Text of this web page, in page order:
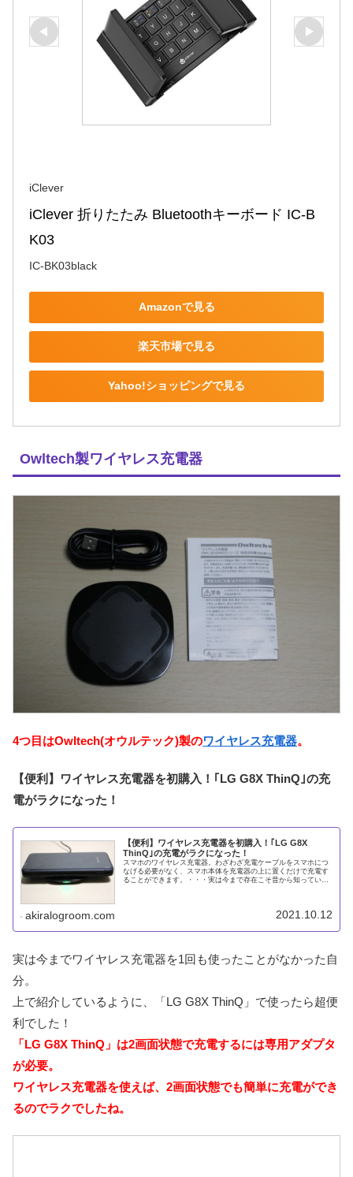
iClever
iClever 折りたたみ Bluetoothキーボード IC-B
K03
IC-BK03black
Amazonで見る
楽天市場で見る
Yahoo!ショッピングで見る
Owltech製ワイヤレス充電器
4つ目はOwltech(オウルテック)製のワイヤレス充電器。
【便利】ワイヤレス充電器を初購入！｢LG G8X ThinQ｣の充
電がラクになった！
【便利】ワイヤレス充電器を初購入！｢LG G8X
ThinQ｣の充電がラクになった！
スマホのワイヤレス充電器。わざわざ充電ケーブルをスマホにつ
なげる必要がなく、スマホ本体を充電器の上に置くだけで充電す
ることができます。・・・実は今まで存在こそ昔から知っていま
akiralogroom.com 2021.10.12
実は今までワイヤレス充電器を1回も使ったことがなかった自
分。
上で紹介しているように、「LG G8X ThinQ」で使ったら超便
利でした！
「LG G8X ThinQ」は2画面状態で充電するには専用アダプタ
が必要。
ワイヤレス充電器を使えば、2画面状態でも簡単に充電ができ
るのでラクでしたね。